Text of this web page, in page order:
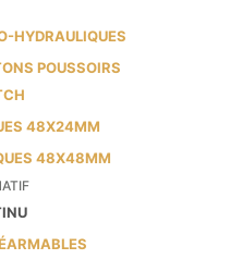
HYDRAULIQUES
POUSSOIRS
48X24MM
48X48MM